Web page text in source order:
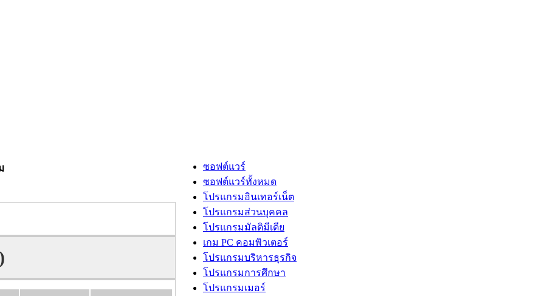
ซอฟต์แวร์
ซอฟต์แวร์ทั้งหมด
โปรแกรมอินเทอร์เน็ต
โปรแกรมส่วนบุคคล
โปรแกรมมัลติมีเดีย
เกม PC คอมพิวเตอร์
โปรแกรมบริหารธุรกิจ
โปรแกรมการศึกษา
โปรแกรมเมอร์